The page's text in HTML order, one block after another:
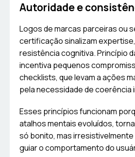
Autoridade e
Logos de marcas parceiras ou
certificação sinalizam
resistência cognitiva. Princípio
incentiva pequenos
checklists, que levam a ações
pela necessidade de coerência
Esses princípios funcionam
atalhos mentais evoluídos,
só bonito, mas
guiar o comportamento do